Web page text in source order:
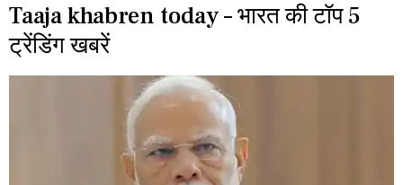
Taaja khabren today – भारत की टॉप 5
ट्रेंडिंग खबरें